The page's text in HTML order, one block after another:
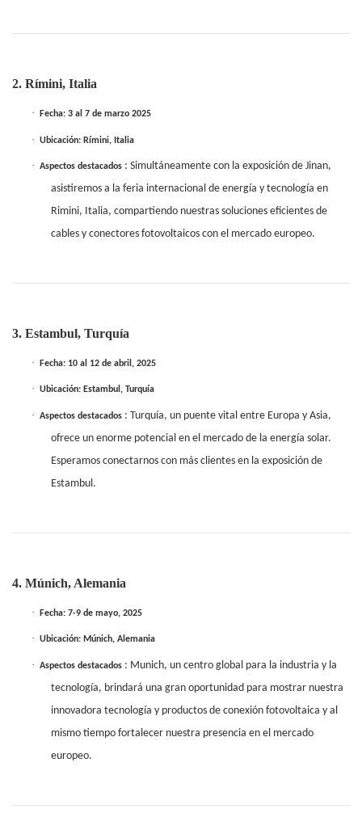
2. Rímini, Italia
· Fecha: 3 al 7 de marzo 2025
· Ubicación: Rímini, Italia
· Aspectos destacados : Simultáneamente con la exposición de Jinan,
asistiremos a la feria internacional de energía y tecnología en
Rimini, Italia, compartiendo nuestras soluciones eficientes de
cables y conectores fotovoltaicos con el mercado europeo.
3. Estambul, Turquía
· Fecha: 10 al 12 de abril, 2025
· Ubicación: Estambul, Turquía
· Aspectos destacados : Turquía, un puente vital entre Europa y Asia,
ofrece un enorme potencial en el mercado de la energía solar.
Esperamos conectarnos con más clientes en la exposición de
Estambul.
4. Múnich, Alemania
· Fecha: 7-9 de mayo, 2025
· Ubicación: Múnich, Alemania
· Aspectos destacados : Munich, un centro global para la industria y la
tecnología, brindará una gran oportunidad para mostrar nuestra
innovadora tecnología y productos de conexión fotovoltaica y al
mismo tiempo fortalecer nuestra presencia en el mercado
europeo.